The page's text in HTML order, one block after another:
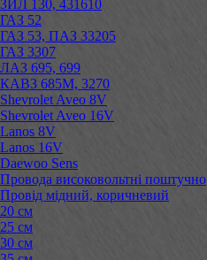
ЗИЛ 130, 431610
ГАЗ 52
ГАЗ 53, ПАЗ 33205
ГАЗ 3307
ЛАЗ 695, 699
КАВЗ 685М, 3270
Shevrolet Aveo 8V
Shevrolet Aveo 16V
Lanos 8V
Lanos 16V
Daewoo Sens
Провода високовольтні поштучно
Провід мідний, коричневий
20 см
25 см
30 см